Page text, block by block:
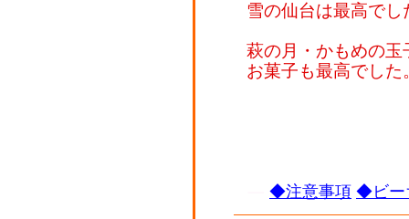
雪の仙台は最高で
萩の月・かもめの
お菓子も最高でした
◆注意事項 ◆ビー